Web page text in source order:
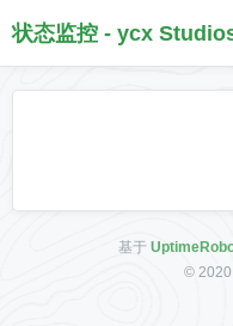
状态监控 - ycx
基于
© 2020